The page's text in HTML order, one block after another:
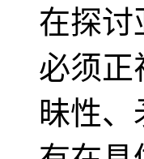
在探讨
必须正
昧性